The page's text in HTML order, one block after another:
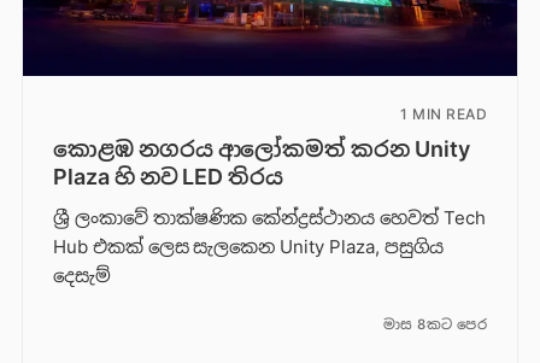
1 MIN READ
කොළඹ නගරය ආලෝකමත් කරන Unity
Plaza හි නව LED තිරය
ශ්‍රී ලංකාවේ තාක්ෂණික කේන්ද්‍රස්ථානය හෙවත් Tech
Hub එකක් ලෙස සැලකෙන Unity Plaza, පසුගිය
දෙසැම්
මාස 8කට පෙර